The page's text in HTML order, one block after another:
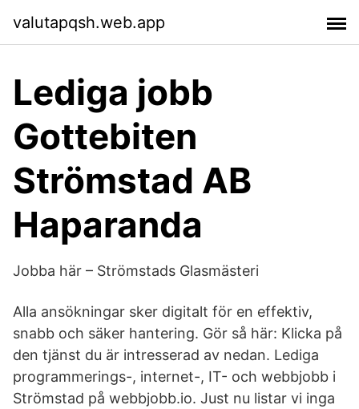
valutapqsh.web.app
Lediga jobb
Gottebiten
Strömstad AB
Haparanda
Jobba här – Strömstads Glasmästeri
Alla ansökningar sker digitalt för en effektiv,
snabb och säker hantering. Gör så här: Klicka på
den tjänst du är intresserad av nedan. Lediga
programmerings-, internet-, IT- och webbjobb i
Strömstad på webbjobb.io. Just nu listar vi inga